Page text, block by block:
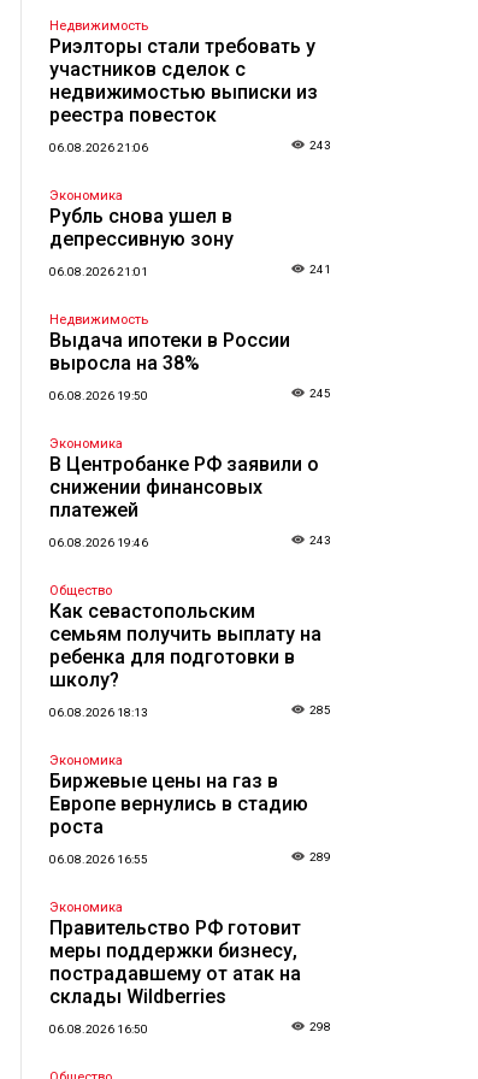
Недвижимость
Риэлторы стали требовать у
участников сделок с
недвижимостью выписки из
реестра повесток
06.08.2026 21:06 243
Экономика
Рубль снова ушел в
депрессивную зону
06.08.2026 21:01 241
Недвижимость
Выдача ипотеки в России
выросла на 38%
06.08.2026 19:50 245
Экономика
В Центробанке РФ заявили о
снижении финансовых
платежей
06.08.2026 19:46 243
Общество
Как севастопольским
семьям получить выплату на
ребенка для подготовки в
школу?
06.08.2026 18:13 285
Экономика
Биржевые цены на газ в
Европе вернулись в стадию
роста
06.08.2026 16:55 289
Экономика
Правительство РФ готовит
меры поддержки бизнесу,
пострадавшему от атак на
склады Wildberries
06.08.2026 16:50 298